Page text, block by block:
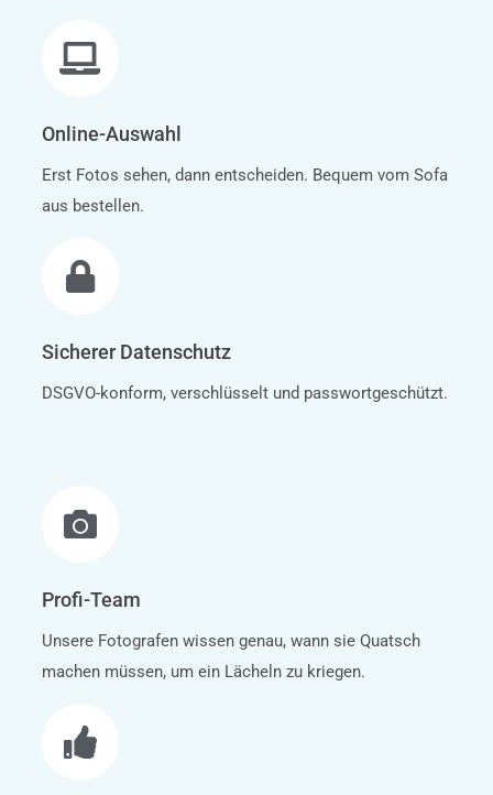
Online-Auswahl
Erst Fotos sehen, dann entscheiden. Bequem vom Sofa
aus bestellen.
Sicherer Datenschutz
DSGVO-konform, verschlüsselt und passwortgeschützt.
Profi-Team
Unsere Fotografen wissen genau, wann sie Quatsch
machen müssen, um ein Lächeln zu kriegen.